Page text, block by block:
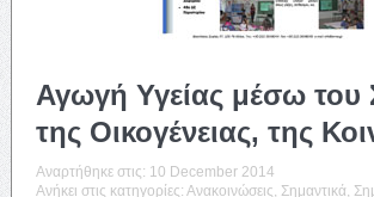
Αγωγή Υγείας μέσω του
της Οικογένειας, της
Αναρτήθηκε στις: 10 December 2014
Ανήκει στις κατηγορίες: Ανακοινώσεις Σημαντικά